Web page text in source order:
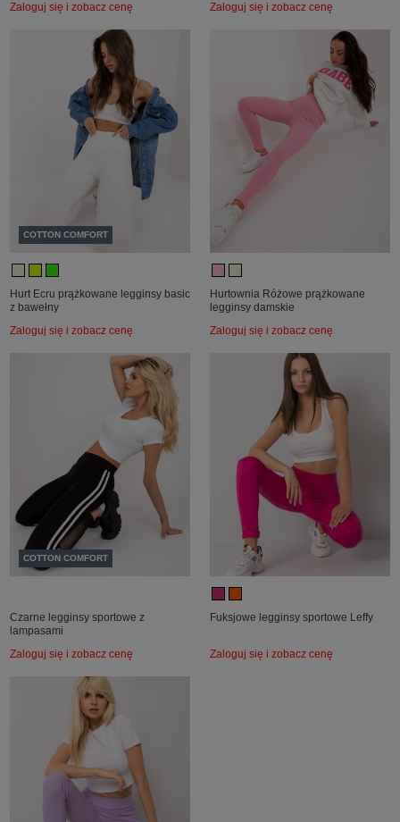
Zaloguj się i zobacz cenę Zaloguj się i zobacz cenę
COTTON COMFORT
Hurt Ecru prążkowane legginsy basic
z bawełny
Zaloguj się i zobacz cenę
Hurtownia Różowe prążkowane
legginsy damskie
Zaloguj się i zobacz cenę
COTTON COMFORT
Czarne legginsy sportowe z
lampasami
Zaloguj się i zobacz cenę
Fuksjowe legginsy sportowe Leffy
Zaloguj się i zobacz cenę